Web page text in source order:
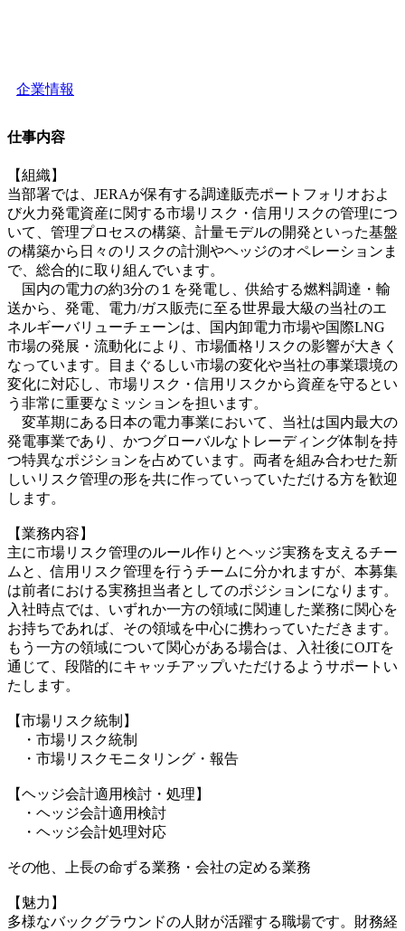
企業情報
仕事内容
【組織】
当部署では、JERAが保有する調達販売ポートフォリオおよ
び火力発電資産に関する市場リスク・信用リスクの管理につ
いて、管理プロセスの構築、計量モデルの開発といった基盤
の構築から日々のリスクの計測やヘッジのオペレーションま
で、総合的に取り組んでいます。
国内の電力の約3分の１を発電し、供給する燃料調達・輸
送から、発電、電力/ガス販売に至る世界最大級の当社のエ
ネルギーバリューチェーンは、国内卸電力市場や国際LNG
市場の発展・流動化により、市場価格リスクの影響が大きく
なっています。目まぐるしい市場の変化や当社の事業環境の
変化に対応し、市場リスク・信用リスクから資産を守るとい
う非常に重要なミッションを担います。
変革期にある日本の電力事業において、当社は国内最大の
発電事業であり、かつグローバルなトレーディング体制を持
つ特異なポジションを占めています。両者を組み合わせた新
しいリスク管理の形を共に作っていっていただける方を歓迎
します。
【業務内容】
主に市場リスク管理のルール作りとヘッジ実務を支えるチー
ムと、信用リスク管理を行うチームに分かれますが、本募集
は前者における実務担当者としてのポジションになります。
入社時点では、いずれか一方の領域に関連した業務に関心を
お持ちであれば、その領域を中心に携わっていただきます。
もう一方の領域について関心がある場合は、入社後にOJTを
通じて、段階的にキャッチアップいただけるようサポートい
たします。
【市場リスク統制】
・市場リスク統制
・市場リスクモニタリング・報告
【ヘッジ会計適用検討・処理】
・ヘッジ会計適用検討
・ヘッジ会計処理対応
その他、上長の命ずる業務・会社の定める業務
【魅力】
多様なバックグラウンドの人財が活躍する職場です。財務経